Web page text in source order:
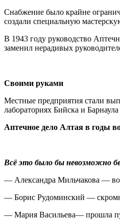
Снабжение было крайне
создали специальную
В 1943 году руководство
заменил нерадивых
Своими руками
Местные предприятия стали
лабораториях Бийска и
Аптечное дело Алтая в годы
Всё это было бы невозможно
— Александра Мильчакова —
— Борис Рудоминский —
— Мария Васильева— прошла